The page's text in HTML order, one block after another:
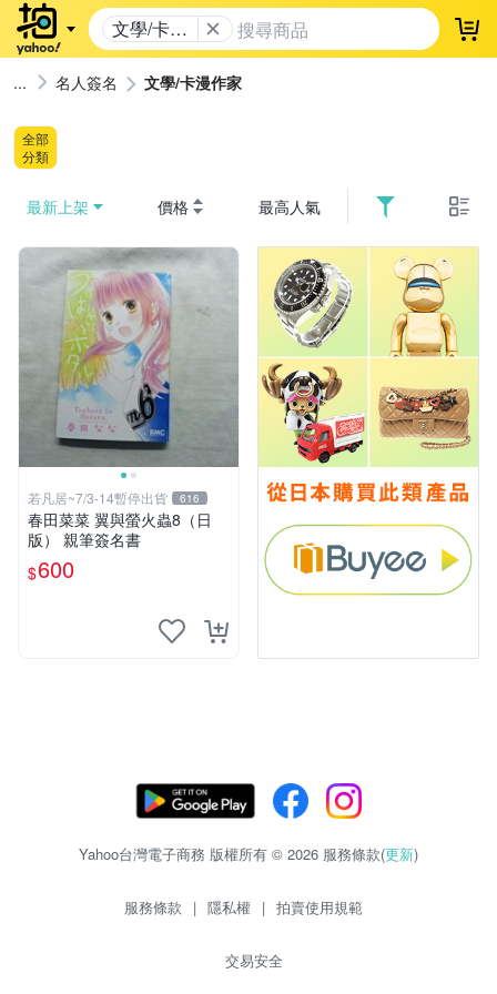
文學/卡漫
作家
登
名人簽名 文學/卡漫作家
全部
分類
最新上架 價格 最高人氣
若凡居~7/3-14暫停出貨 616
春田菜菜 翼與螢火蟲8（日
版） 親筆簽名書
$600
Yahoo台灣電子商務 版權所有 © 2026 服務條款(更新)
服務條款 | 隱私權 | 拍賣使用規範
交易安全